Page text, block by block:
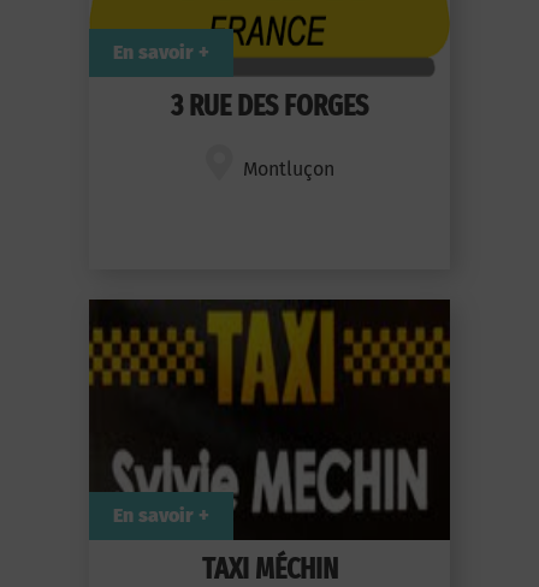
3 RUE DES FORGES
Montluçon
En savoir +
TAXI MÉCHIN
En savoir +